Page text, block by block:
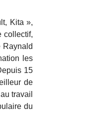
Kita »,
collectif,
Raynald
les
15
de
travail
du